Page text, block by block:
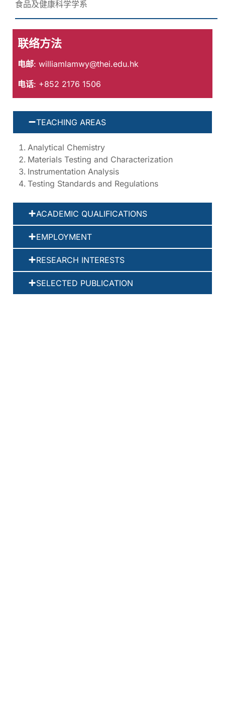
食品及健康科学学系
联络方法
电邮: williamlamwy@thei.edu.hk
电话: +852 2176 1506
TEACHING AREAS
Analytical Chemistry
Materials Testing and Characterization
Instrumentation Analysis
Testing Standards and Regulations
ACADEMIC QUALIFICATIONS
EMPLOYMENT
RESEARCH INTERESTS
SELECTED PUBLICATION